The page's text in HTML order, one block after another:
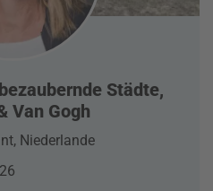
Städte,
Van Gogh
Niederlande